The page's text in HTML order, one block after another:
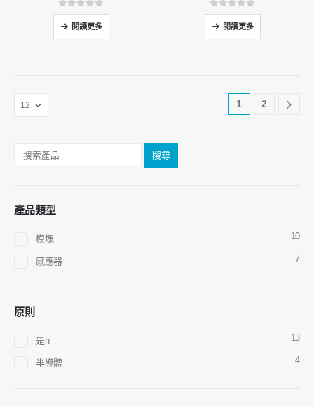
05分
閱讀更多
05分
閱讀更多
1 2
搜尋
產品類型
模塊 10
感應器 7
原則
是n 13
半導體 4
聯繫我們
：鄭州國家高科技區Jinsuo Road No.299
：0086-371-67169097